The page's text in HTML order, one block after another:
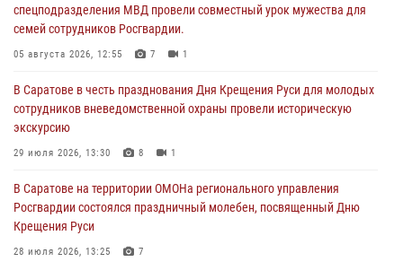
спецподразделения МВД провели совместный урок мужества для
семей сотрудников Росгвардии.
05 августа 2026, 12:55 7 1
В Саратове в честь празднования Дня Крещения Руси для молодых
сотрудников вневедомственной охраны провели историческую
экскурсию
29 июля 2026, 13:30 8 1
В Саратове на территории ОМОНа регионального управления
Росгвардии состоялся праздничный молебен, посвященный Дню
Крещения Руси
28 июля 2026, 13:25 7